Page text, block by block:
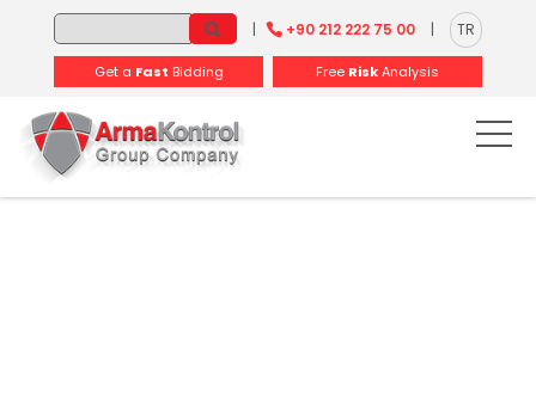
-- -
| +90 212 222 75 00 | TR
Get a Fast Bidding Free RiskAnalysis